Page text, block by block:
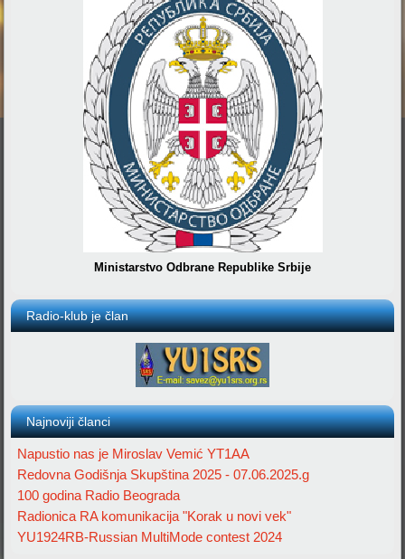
Ministarstvo Odbrane Republike Srbije
Radio-klub je član
Najnoviji članci
Napustio nas je Miroslav Vemić YT1AA
Redovna Godišnja Skupština 2025 - 07.06.2025.g
100 godina Radio Beograda
Radionica RA komunikacija "Korak u novi vek"
YU1924RB-Russian MultiMode contest 2024